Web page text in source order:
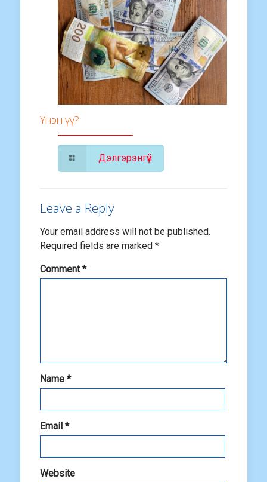
Үнэн үү?
Дэлгэрэнгүй
Leave a Reply
Your email address will not be published.
Required fields are marked *
Comment*
Name *
Email *
Website